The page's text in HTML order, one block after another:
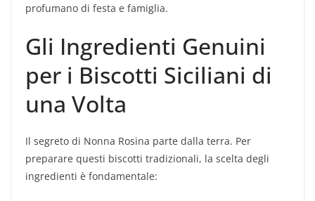
profumano di festa e famiglia.
Gli Ingredienti Genuini
per i Biscotti Siciliani di
una Volta
Il segreto di Nonna Rosina parte dalla terra. Per
preparare questi biscotti tradizionali, la scelta degli
ingredienti è fondamentale: